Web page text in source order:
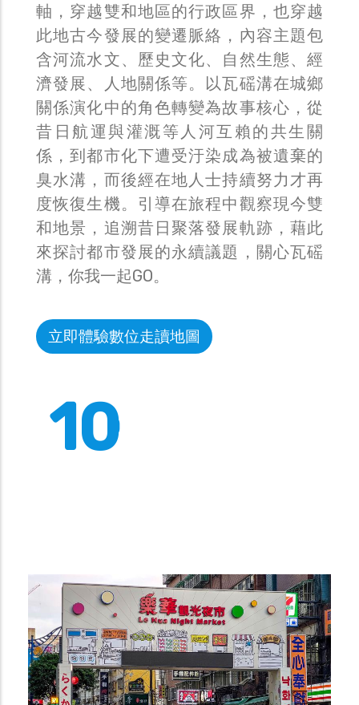
軸，穿越雙和地區的行政區界，也穿越
此地古今發展的變遷脈絡，內容主題包
含河流水文、歷史文化、自然生態、經
濟發展、人地關係等。以瓦磘溝在城鄉
關係演化中的角色轉變為故事核心，從
昔日航運與灌溉等人河互賴的共生關
係，到都市化下遭受汙染成為被遺棄的
臭水溝，而後經在地人士持續努力才再
度恢復生機。引導在旅程中觀察現今雙
和地景，追溯昔日聚落發展軌跡，藉此
來探討都市發展的永續議題，關心瓦磘
溝，你我一起GO。
立即體驗數位走讀地圖
10